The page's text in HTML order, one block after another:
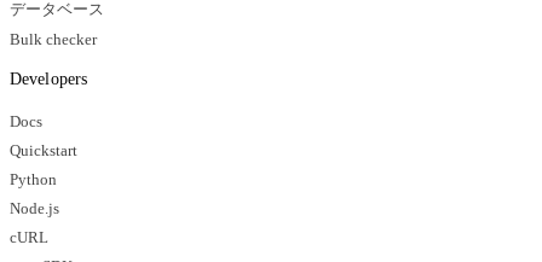
データベース
Bulk checker
Developers
Docs
Quickstart
Python
Node.js
cURL